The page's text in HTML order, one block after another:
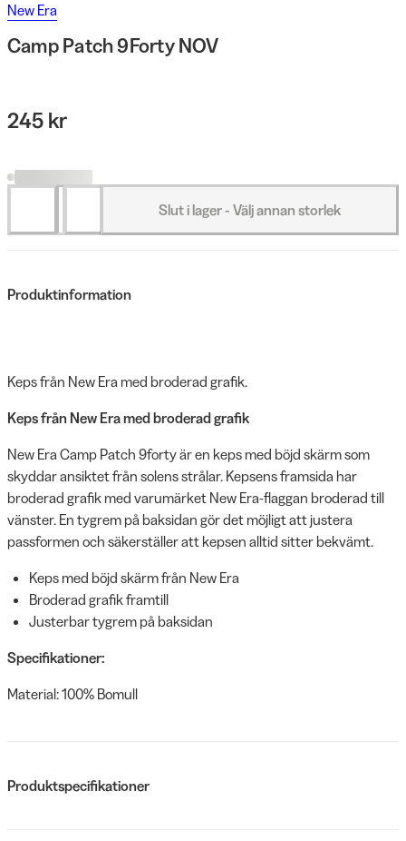
New Era
Camp Patch 9Forty NOV
245 kr
Slut i lager - Välj annan storlek
Produktinformation
Keps från New Era med broderad grafik.
Keps från New Era med broderad grafik
New Era Camp Patch 9forty är en keps med böjd skärm som
skyddar ansiktet från solens strålar. Kepsens framsida har
broderad grafik med varumärket New Era-flaggan broderad till
vänster. En tygrem på baksidan gör det möjligt att justera
passformen och säkerställer att kepsen alltid sitter bekvämt.
Keps med böjd skärm från New Era
Broderad grafik framtill
Justerbar tygrem på baksidan
Specifikationer:
Material: 100% Bomull
Produktspecifikationer